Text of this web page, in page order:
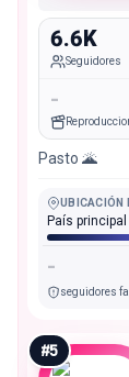
6.6K
Seguidores
-
Pasto 🌋
UBICACIÓN
País principal
-
seguidores
#5